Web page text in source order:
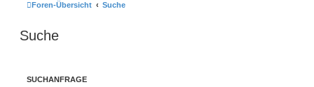
Foren-Übersicht Suche
Suche
SUCHANFRAGE